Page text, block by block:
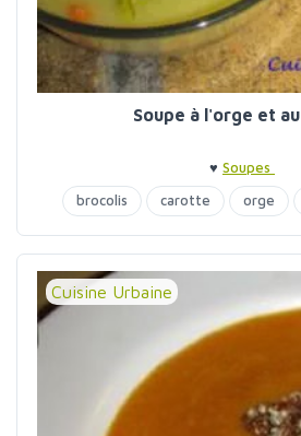
Soupe à l'orge et
♥ Soupes
brocolis
carotte orge
Cuisine Urbaine